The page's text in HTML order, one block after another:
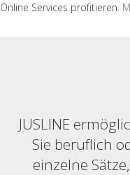
Online Services profitieren.
JUSLINE
Sie beruflich
einzelne